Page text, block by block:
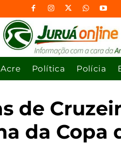
Acre Política Polícia
de
da Copa